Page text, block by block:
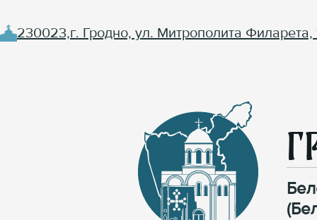
230023,г. Гродно, ул. Митрополита Филарета,